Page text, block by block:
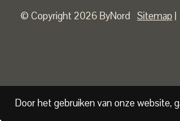
© Copyright 2026 ByNord Sitemap
Door het gebruiken van onze website,